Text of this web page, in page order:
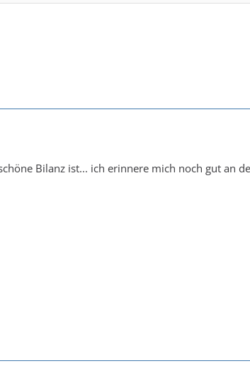
Bilanz ist... ich erinnere mich noch gut an